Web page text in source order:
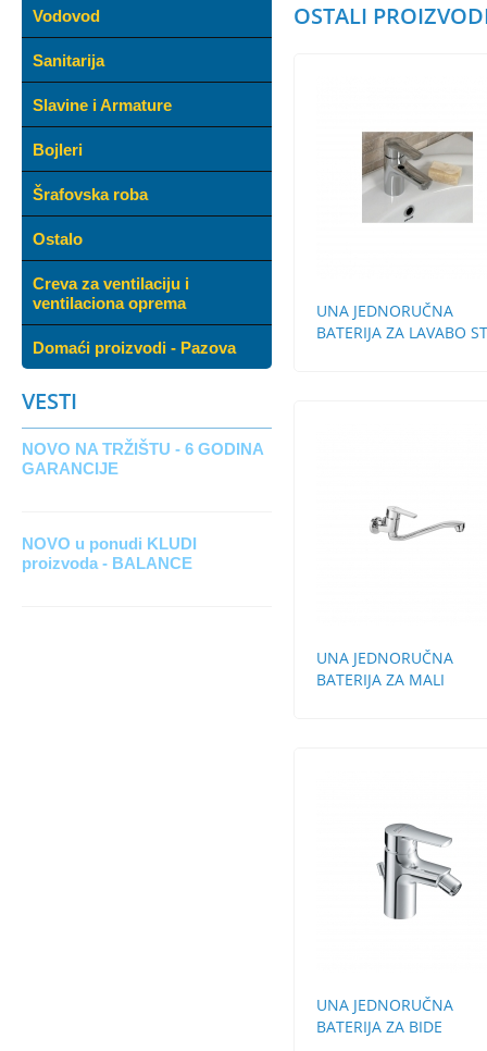
Vodovod
Sanitarija
Slavine i Armature
Bojleri
Šrafovska roba
Ostalo
Creva za ventilaciju i
ventilaciona oprema
Domaći proizvodi - Pazova
VESTI
NOVO NA TRŽIŠTU - 6 GODINA
GARANCIJE
NOVO u ponudi KLUDI
proizvoda - BALANCE
OSTALI
UNA JEDNORUČNA
BATERIJA ZA LAVABO
UNA JEDNORUČNA
BATERIJA ZA MALI
UNA JEDNORUČNA
BATERIJA ZA BIDE